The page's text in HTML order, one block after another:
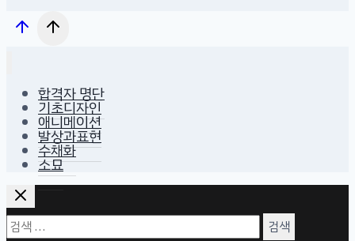
합격자 명단
기초디자인
애니메이션
발상과표현
수채화
소묘
검